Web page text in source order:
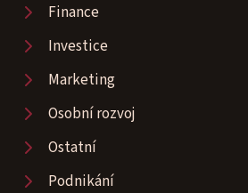
Finance
Investice
Marketing
Osobní rozvoj
Ostatní
Podnikání